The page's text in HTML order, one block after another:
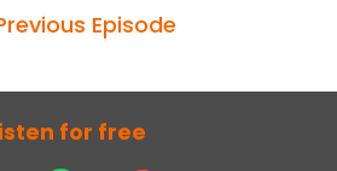
sâu trung bình là 1.000 mét.
chỉ có một cửa, do vị Thần
Episode
for free